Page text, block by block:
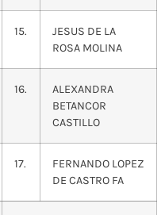
15.
JESUS DE LA
ROSA MOLINA
16.
ALEXANDRA
BETANCOR
CASTILLO
17.
FERNANDO LOPEZ
DE CASTRO FA